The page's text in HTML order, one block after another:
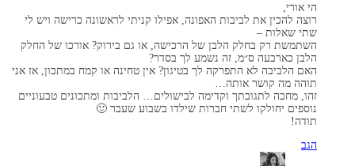
הי אורי,
רוצה להכין את לביבות האפונה, אפילו קניתי לראשונה כרישה ויש לי
שתי שאלות –
השתמשת רק בחלק הלבן של הרכישה, או גם בירוק? אורכו של החלק
הלבן כארבעה ס״מ, זה נשמע לך בסדר?
האם הלביבה לא התפרקה לך בטיגון? אין טחינה או קמח במתכון, אז אני
תוהה מה קושר אותה…
זהו, מחכה לתגובתך וקדימה לבישולים… הלביבות ומתכונים טבעוניים
נוספים יחולקו לשתי חברות שילדו בשבוע שעבר 🙂
תודה!
הגב